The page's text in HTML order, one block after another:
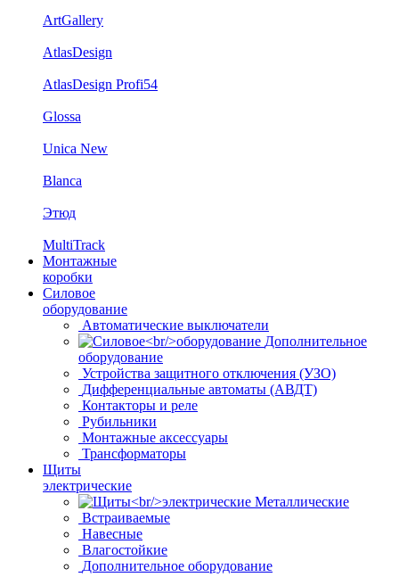
ArtGallery
AtlasDesign
AtlasDesign Profi54
Glossa
Unica New
Blanca
Этюд
MultiTrack
Монтажные
коробки
Силовое
оборудование
Автоматические выключатели
Дополнительное
оборудование
Устройства защитного отключения (УЗО)
Дифференциальные автоматы (АВДТ)
Контакторы и реле
Рубильники
Монтажные аксессуары
Трансформаторы
Щиты
электрические
Металлические
Встраиваемые
Навесные
Влагостойкие
Дополнительное оборудование